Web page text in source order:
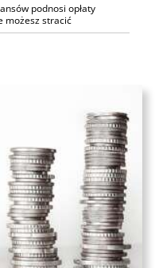
podnosi opłaty
możesz stracić